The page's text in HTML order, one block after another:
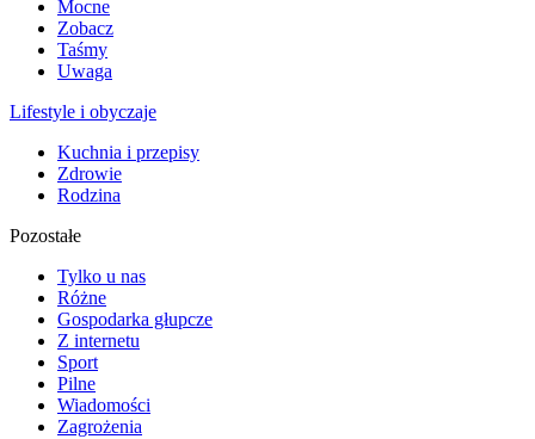
Mocne
Zobacz
Taśmy
Uwaga
Lifestyle i obyczaje
Kuchnia i przepisy
Zdrowie
Rodzina
Pozostałe
Tylko u nas
Różne
Gospodarka głupcze
Z internetu
Sport
Pilne
Wiadomości
Zagrożenia